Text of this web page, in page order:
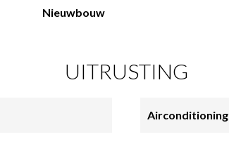
Nieuwbouw
UITRUSTING
Airconditioning